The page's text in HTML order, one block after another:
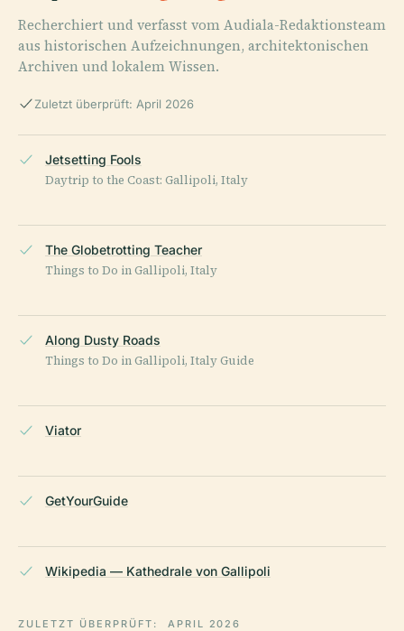
Recherchiert und verfasst vom Audiala-Redaktionsteam
aus historischen Aufzeichnungen, architektonischen
Archiven und lokalem Wissen.
Zuletzt überprüft: April 2026
Jetsetting Fools
Daytrip to the Coast: Gallipoli, Italy
The Globetrotting Teacher
Things to Do in Gallipoli, Italy
Along Dusty Roads
Things to Do in Gallipoli, Italy Guide
Viator
GetYourGuide
Wikipedia — Kathedrale von Gallipoli
ZULETZT ÜBERPRÜFT: APRIL 2026